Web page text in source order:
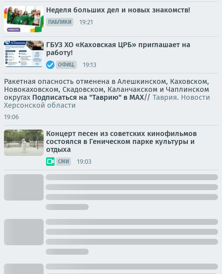
Неделя больших дел и новых знакомств!
ПАБЛИКИ 19:21
ГБУЗ ХО «Каховская ЦРБ» приглашает на
работу!
ОФИЦ. 19:13
Ракетная опасность отменена в Алешкинском, Каховском,
Новокаховском, Скадовском, Каланчакском и Чаплинском
округах Подписаться на "Таврию" в MAX// Таврия. Новости
Херсонской области
19:06
Концерт песен из советских кинофильмов
состоялся в Геническом парке культуры и
отдыха
СМИ 19:03